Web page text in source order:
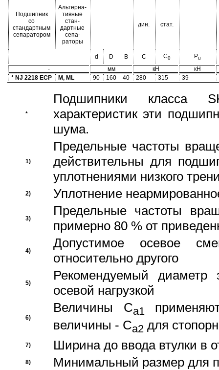
Подшипник
со
стандартным
сепаратором
Альтерна-
тивные
стан-
дартные
сепа-
раторы
дин. стат.
d D B C C0 Pu
- мм кН
кН
* NJ 2218 ECP
M, ML 90 160 40 280 315 39
*
Подшипники класса
характеристик эти
шума.
1)
Предельные частоты
действительны для
уплотнениями низкого
2) Уплотнение
3)
Предельные частоты
примерно 80 % от
4)
Допустимое осевое
относительно другого
5)
Рекомендуемый диаметр
осевой нагрузкой
6)
Величины Ca1
величины - Ca2 для
7) Ширина до ввода втулки в
8) Минимальный размер для